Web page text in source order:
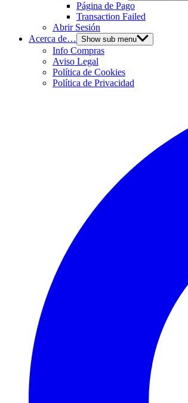
Página de Pago
Transaction Failed
Abrir Sesión
Acerca de… Show sub menu
Info Compras
Aviso Legal
Política de Cookies
Política de Privacidad